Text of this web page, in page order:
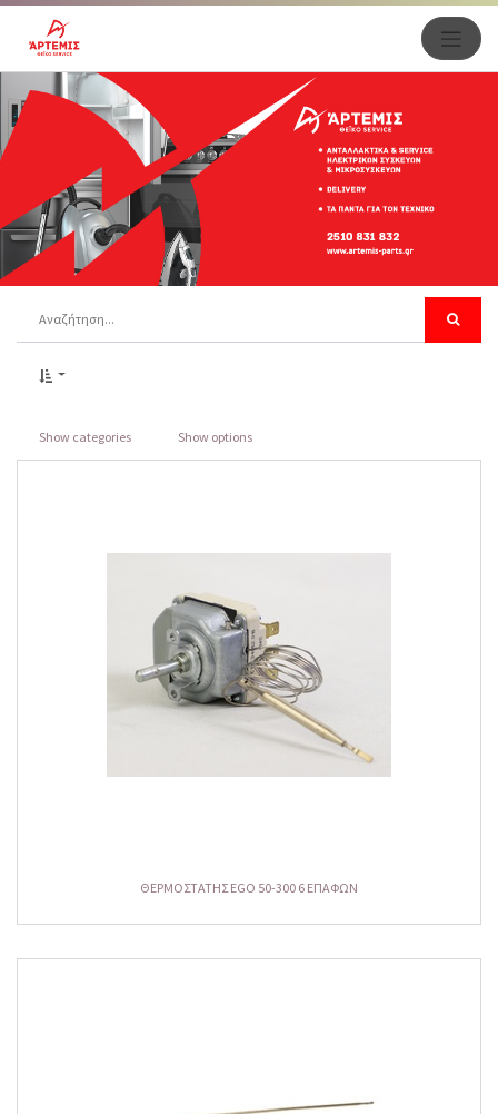
Show categories Show options
ΘΕΡΜΟΣΤΑΤΗΣ EGO 50-300 6 ΕΠΑΦΩΝ